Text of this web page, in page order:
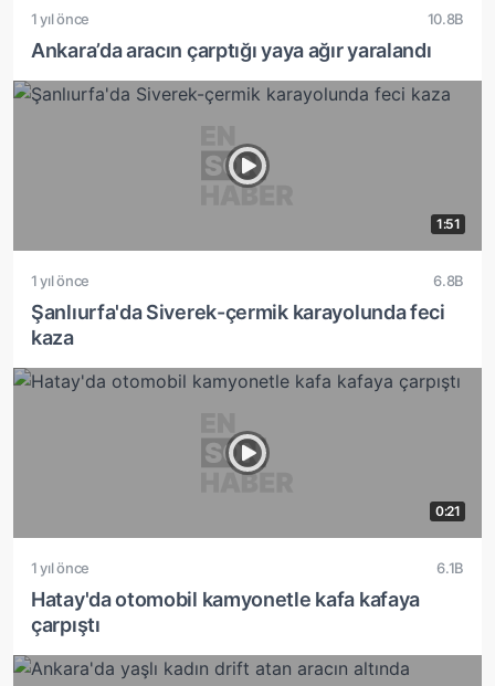
1 yıl önce 10.8B
Ankara’da aracın çarptığı yaya ağır yaralandı
1:51
1 yıl önce 6.8B
Şanlıurfa'da Siverek-çermik karayolunda feci
kaza
0:21
1 yıl önce 6.1B
Hatay'da otomobil kamyonetle kafa kafaya
çarpıştı